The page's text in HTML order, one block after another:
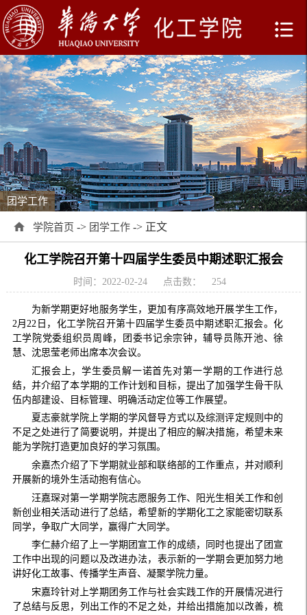
团学工作
学院首页 -> 团学工作 -> 正文
化工学院召开第十四届学生委员中期述职汇报会
时间：2022-02-24 点击数： 254
为新学期更好地服务学生，更加有序高效地开展学生工作，
2月22日，化工学院召开第十四届学生委员中期述职汇报会。化
工学院党委组织员周峰，团委书记余宗钟，辅导员陈开池、徐
慧、沈思莹老师出席本次会议。
汇报会上，学生委员解一诺首先对第一学期的工作进行总
结，并介绍了本学期的工作计划和目标，提出了加强学生骨干队
伍内部建设、目标管理、明确活动定位等工作展望。
夏志豪就学院上学期的学风督导方式以及综测评定规则中的
不足之处进行了简要说明，并提出了相应的解决措施，希望未来
能为学院打造更加良好的学习氛围。
余嘉杰介绍了下学期就业部和联络部的工作重点，并对顺利
开展新的境外生活动抱有信心。
汪嘉琛对第一学期学院志愿服务工作、阳光生相关工作和创
新创业相关活动进行了总结，希望新的学期化工之家能密切联系
同学，争取广大同学，赢得广大同学。
李仁赫介绍了上一学期团宣工作的成绩，同时也提出了团宣
工作中出现的问题以及改进办法，表示新的一学期会更加努力地
讲好化工故事、传播学生声音、凝聚学院力量。
宋嘉玲针对上学期团务工作与社会实践工作的开展情况进行
了总结与反思，列出工作的不足之处，并给出措施加以改善，梳